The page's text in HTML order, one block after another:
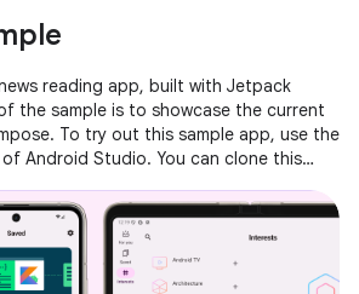
reading app, built with Jetpack
the sample is to showcase the current
To try out this sample app, use the
Android Studio. You can clone this